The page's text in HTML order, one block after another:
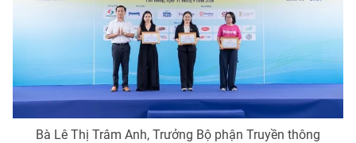
Bà Lê Thị Trâm Anh, Trưởng Bộ phận Truyền thông